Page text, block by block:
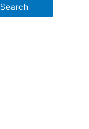
Search